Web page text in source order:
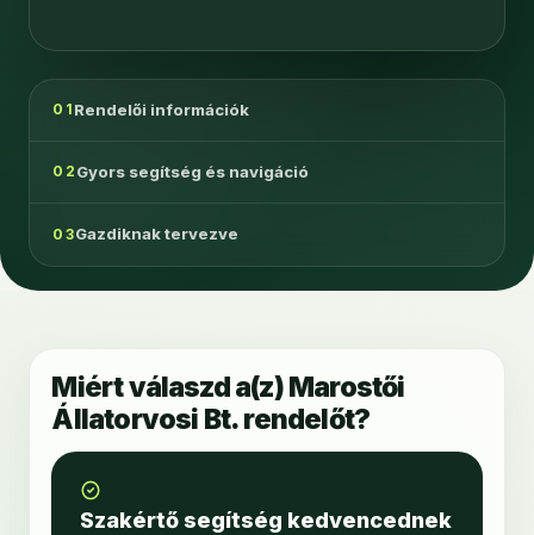
01 Rendelői információk
02 Gyors segítség és navigáció
03Gazdiknak tervezve
Miért válaszd a(z) Marostői
Állatorvosi Bt. rendelőt?
Szakértő segítség kedvencednek